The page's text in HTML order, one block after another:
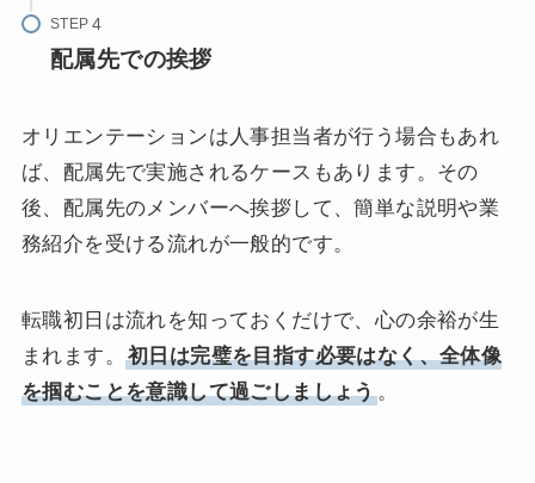
STEP
配属先での挨拶
オリエンテーションは人事担当者が行う場合もあれ
ば、配属先で実施されるケースもあります。その
後、配属先のメンバーへ挨拶して、簡単な説明や業
務紹介を受ける流れが一般的です。
転職初日は流れを知っておくだけで、心の余裕が生
まれます。
初日は完璧を目指す必要はなく、全体像
を掴むことを意識して過ごしましょう。